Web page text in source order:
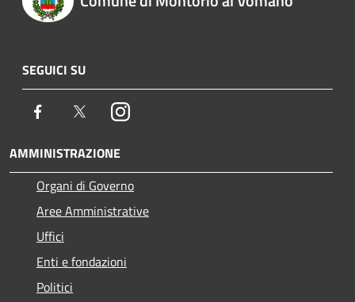
SEGUICI SU
Facebook TwitterInstagram
AMMINISTRAZIONE
Organi di Governo
Aree Amministrative
Uffici
Enti e fondazioni
Politici